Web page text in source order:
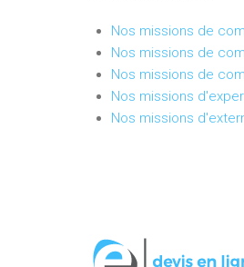
Nos missions de
Nos missions de
Nos missions de
Nos missions
Nos missions